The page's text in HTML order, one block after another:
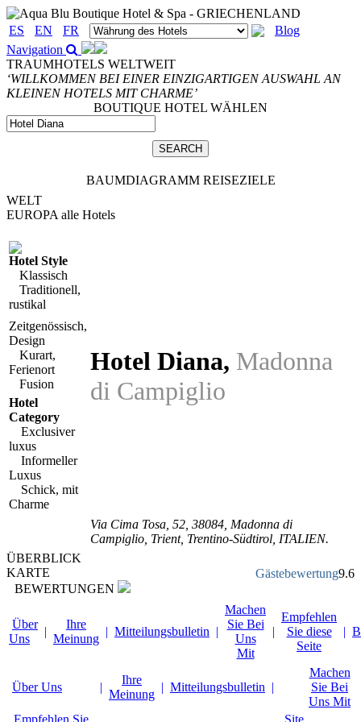
ES EN FR
Blog
Navigation
TRAUMHOTELS WELTWEIT
‘WILLKOMMEN BEI EINER EINZIGARTIGEN AUSWAHL AN
KLEINEN HOTELS MIT CHARME’
BOUTIQUE HOTEL WÄHLEN
BAUMDIAGRAMM REISEZIELE
WELT
EUROPA alle Hotels
Hotel Style
Klassisch
Traditionell,
rustikal
Zeitgenössisch,
Design
Kurart,
Ferienort
Fusion
Hotel
Category
Exclusiver
luxus
Informeller
Luxus
Schick, mit
Charme
Hotel Diana, Madonna
di Campiglio
Via Cima Tosa, 52 38084 , Madonna di
Campiglio, Trient, Trentino-Südtirol ITALIEN.
Gästebewertung9.6
ÜBERBLICK
KARTE
BEWERTUNGEN
Über
Uns
|
Ihre
Meinung
| Mitteilungsbulletin |
Machen
Sie Bei
Uns
Mit
|
Empfehlen
Sie diese
Seite
|
Über Uns |
Ihre
Meinung
| Mitteilungsbulletin |
Machen
Sie Bei
Uns Mit
Empfehlen Sie
Site